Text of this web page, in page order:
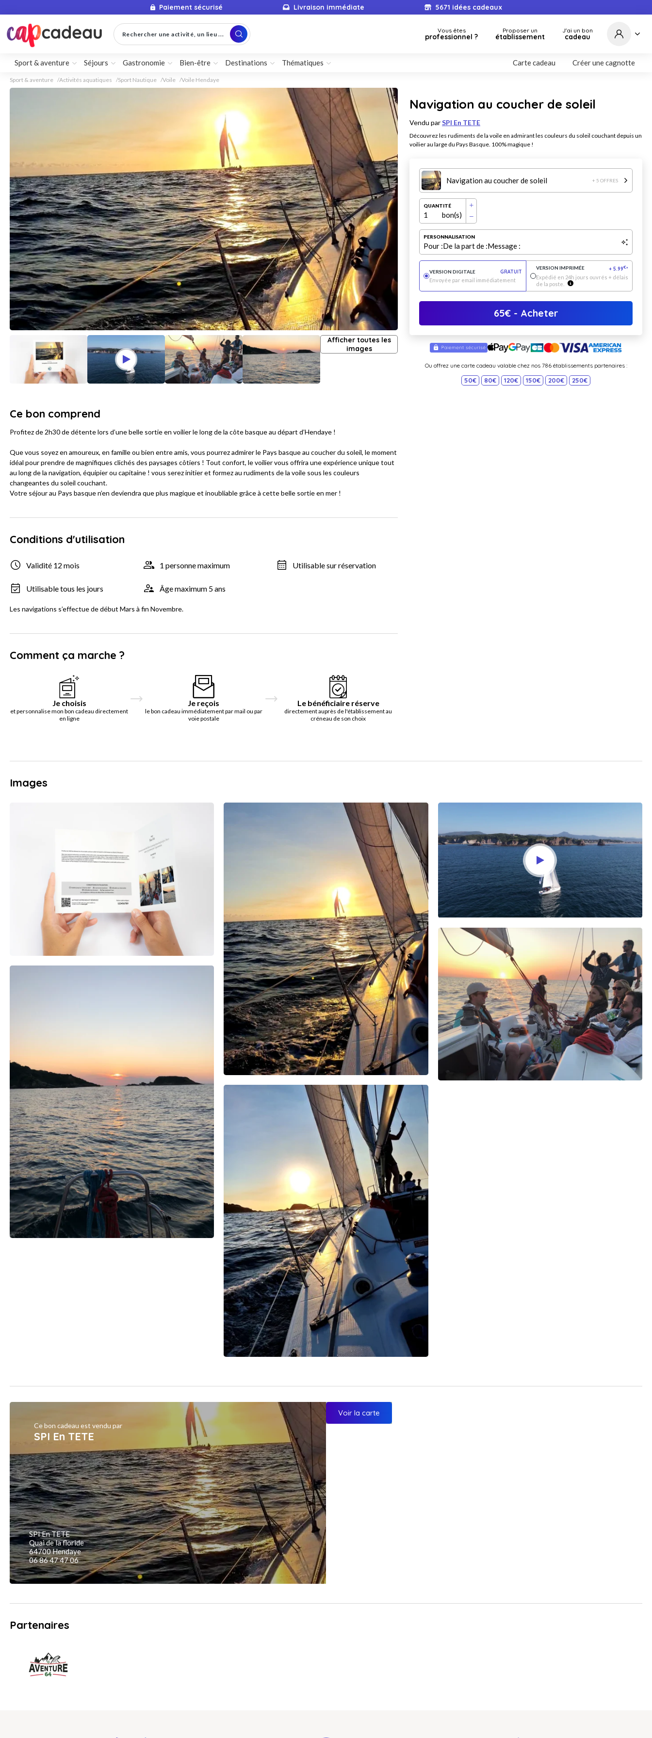
Paiement sécurisé Livraison immédiate 5671 idées cadeaux
Rechercher une activité, un lieu ... Vous êtes
professionnel ?
Proposer un
établissement
J'ai un bon
cadeau
Sport & aventure Séjours Gastronomie Bien-être Destinations Thématiques Carte cadeau Créer une cagnotte
Sport & aventure Activités aquatiques Sport Nautique Voile Voile Hendaye
Afficher toutes les
images
Navigation au coucher de soleil
Vendu parSPI En TETE
Découvrez les rudiments de la voile en admirant les couleurs du soleil couchant depuis un
voilier au large du Pays Basque. 100% magique !
Navigation au coucher de soleil + 5 OFFRES
QUANTITÉ
1 bon(s)
PERSONNALISATION
Pour :De la part de :Message :
VERSION DIGITALE
GRATUIT
Envoyée par email immédiatement
VERSION IMPRIMÉE + 5.99€*
Expédié en 24h jours ouvrés + délais
de la poste.
65€- Acheter
Ou offrez une carte cadeau valable chez nos 786 établissements partenaires :
50€ 80€ 120€ 150€ 200€ 250€
Ce bon comprend
Profitez de 2h30 de détente lors d’une belle sortie en voilier le long de la côte basque au départ d’Hendaye !
Que vous soyez en amoureux, en famille ou bien entre amis, vous pourrez admirer le Pays basque au coucher du soleil, le moment
idéal pour prendre de magnifiques clichés des paysages côtiers ! Tout confort, le voilier vous offrira une expérience unique tout
au long de la navigation, équipier ou capitaine ! vous serez initier et formez au rudiments de la voile sous les couleurs
changeantes du soleil couchant.
Votre séjour au Pays basque n’en deviendra que plus magique et inoubliable grâce à cette belle sortie en mer !
Conditions d'utilisation
Validité 12 mois 1 personne maximum Utilisable sur réservation
Utilisable tous les jours Âge maximum 5 ans
Les navigations s’effectue de début Mars à fin Novembre.
Comment ça marche ?
Je choisis
et personnalise mon bon cadeau directement
en ligne
Je reçois
le bon cadeau immédiatement par mail ou par
voie postale
Le bénéficiaire réserve
directement auprès de l'établissement au
créneau de son choix
Images
Ce bon cadeau est vendu par
SPI En TETE
SPI En TETE
Quai de la floride
64700 Hendaye
06 86 47 47 06
Voir la carte
Partenaires